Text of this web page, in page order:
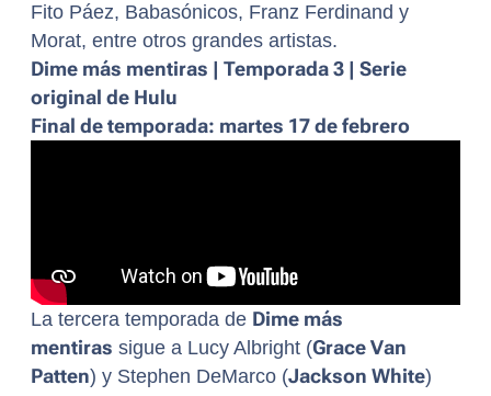
Fito Páez, Babasónicos, Franz Ferdinand y
Morat, entre otros grandes artistas.
Dime más mentiras | Temporada 3 | Serie
original de Hulu
Final de temporada: martes 17 de febrero
La tercera temporada de Dime más
mentiras sigue a Lucy Albright (Grace Van
Patten) y Stephen DeMarco (Jackson White)